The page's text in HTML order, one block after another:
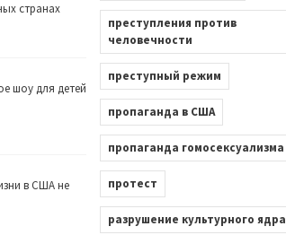
странах
шоу для детей
в США не
преступления против
человечности
преступный режим
пропаганда в США
пропаганда гомосексуализма
протест
разрушение культурного ядра